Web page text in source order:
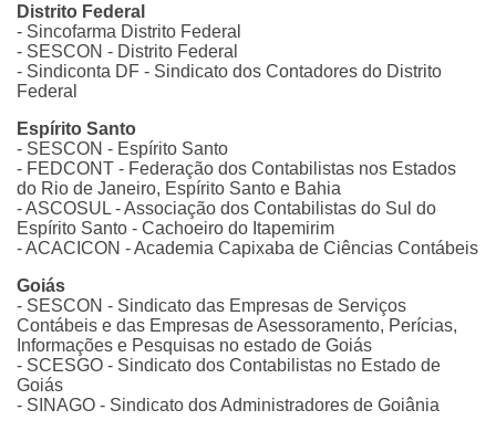
Distrito Federal
- Sincofarma Distrito Federal
- SESCON - Distrito Federal
- Sindiconta DF - Sindicato dos Contadores do Distrito
Federal
Espírito Santo
- SESCON - Espírito Santo
- FEDCONT - Federação dos Contabilistas nos Estados
do Rio de Janeiro, Espírito Santo e Bahia
- ASCOSUL - Associação dos Contabilistas do Sul do
Espírito Santo - Cachoeiro do Itapemirim
- ACACICON - Academia Capixaba de Ciências Contábeis
Goiás
- SESCON - Sindicato das Empresas de Serviços
Contábeis e das Empresas de Asessoramento, Perícias,
Informações e Pesquisas no estado de Goiás
- SCESGO - Sindicato dos Contabilistas no Estado de
Goiás
- SINAGO - Sindicato dos Administradores de Goiânia